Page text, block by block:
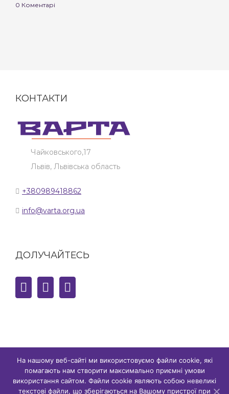
0 Коментарі
КОНТАКТИ
Чайковського,17
Львів, Львівська область
+380989418862
info@varta.org.ua
ДОЛУЧАЙТЕСЬ
© Copyright,2026 сайт є власністю ГО "ГР ВАРТА" | Всі права
захищено
На нашому веб-сайті ми використовуємо файли cookie, які
помагають нам створити максимально приємні умови
використання сайтом. Файли cookie являють собою невеликі
текстові файли, що зберігаються на Вашому пристрої при